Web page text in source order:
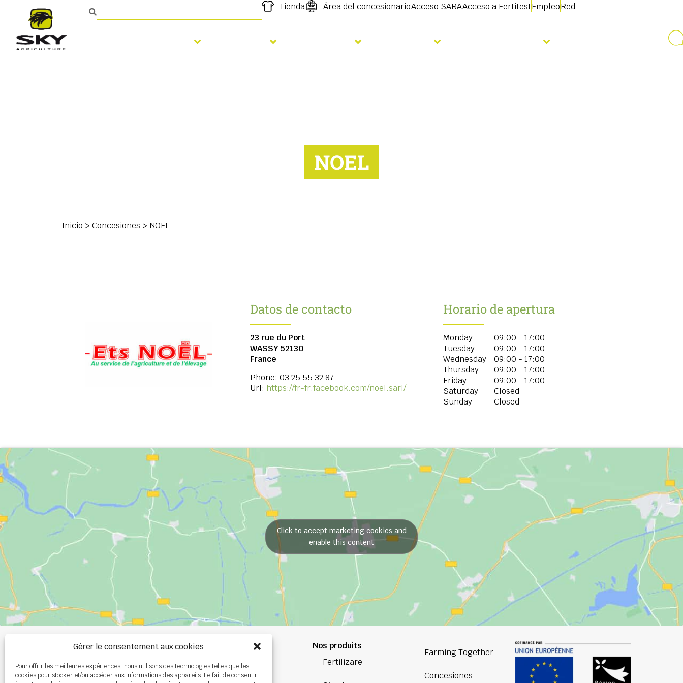
Gérer le consentement aux cookies
Pour offrir les meilleures expériences, nous utilisons des technologies telles que les
cookies pour stocker et/ou accéder aux informations des appareils. Le fait de consentir
Tienda Área del concesionarioAcceso SARAAcceso a FertitestEmpleoRed
NOEL
Inicio > Concesiones > NOEL
Datos de contacto
23 rue du Port
WASSY52130
France
Phone: 03 25 55 32 87
Url: https://fr-fr.facebook.com/noel.sarl/
Horario de apertura
Monday
09:00 - 17:00
Tuesday
09:00 - 17:00
Wednesday
09:00 - 17:00
Thursday
09:00 - 17:00
Friday
09:00 - 17:00
Saturday
Closed
Sunday
Closed
Click to accept marketing cookies and
enable this content
+33 (0)2 99 00 84 84
info@burel-group.com
Nos produits
Fertilizare
Farming Together
Concesiones